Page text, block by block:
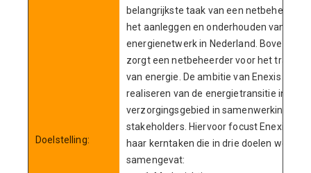
Doelstelling:
belangrijkste taak van een netbeheerder
het aanleggen en onderhouden van het
energienetwerk in Nederland. Bovendien
zorgt een netbeheerder voor het
van energie. De ambitie van Enexis is het
realiseren van de energietransitie in haar
verzorgingsgebied in samenwerking met
stakeholders. Hiervoor focust Enexis op
haar kerntaken die in drie doelen worden
samengevat: